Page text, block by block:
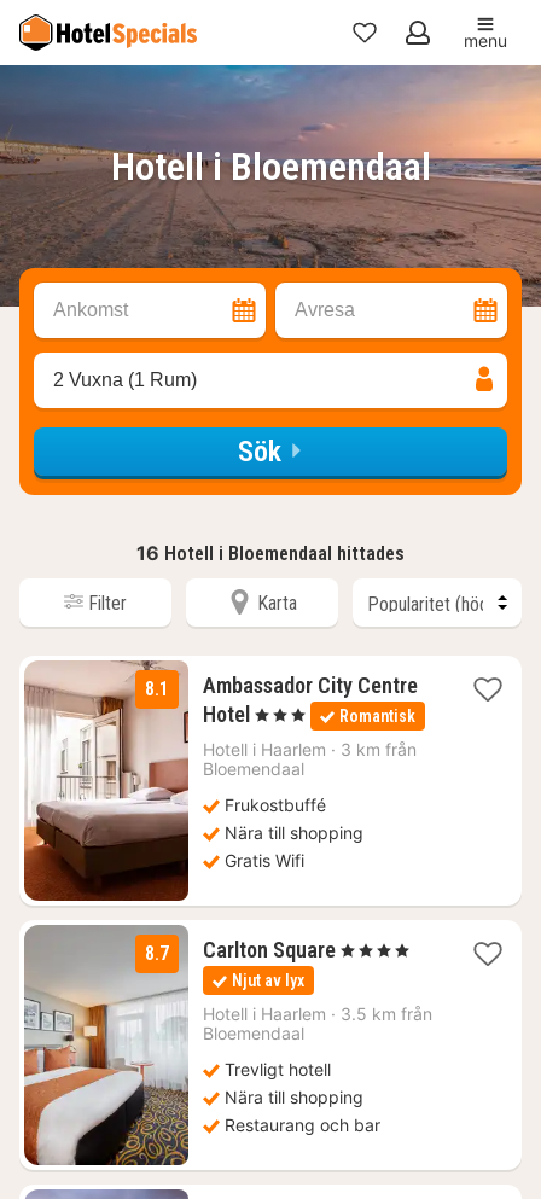
Mina
menu
Hotell i Bloemendaal
Ankomst Avresa
2 Vuxna (1 Rum)
Sök
16 Hotell i Bloemendaal hittades
Filter Karta
8.1
Ambassador City Centre
Hotel 1
natt
från
1376
, 3 Stjärnor Romantisk
Hotell i Haarlem · 3 km från
Bloemendaal
Frukostbuffé
Nära till shopping
Gratis Wifi
8.7 Carlton Square1
1464
, 4 Stjärnor
Njut av lyx
Hotell i Haarlem · 3.5 km från
Bloemendaal
Trevligt hotell
Nära till shopping
Restaurang och bar